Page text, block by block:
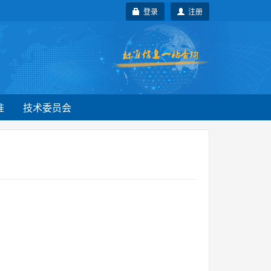
注册
登录
技术委员会